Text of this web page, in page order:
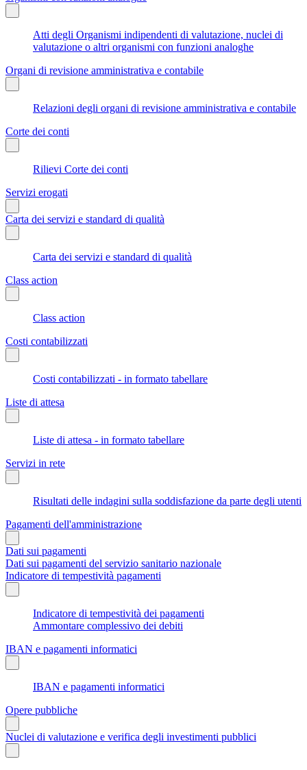
Atti degli Organismi indipendenti di valutazione, nuclei di
valutazione o altri organismi con funzioni analoghe
Organi di revisione amministrativa e contabile
Relazioni degli organi di revisione amministrativa e contabile
Corte dei conti
Rilievi Corte dei conti
Servizi erogati
Carta dei servizi e standard di qualità
Carta dei servizi e standard di qualità
Class action
Class action
Costi contabilizzati
Costi contabilizzati - in formato tabellare
Liste di attesa
Liste di attesa - in formato tabellare
Servizi in rete
Risultati delle indagini sulla soddisfazione da parte degli utenti
Pagamenti dell'amministrazione
Dati sui pagamenti
Dati sui pagamenti del servizio sanitario nazionale
Indicatore di tempestività pagamenti
Indicatore di tempestività dei pagamenti
Ammontare complessivo dei debiti
IBAN e pagamenti informatici
IBAN e pagamenti informatici
Opere pubbliche
Nuclei di valutazione e verifica degli investimenti pubblici